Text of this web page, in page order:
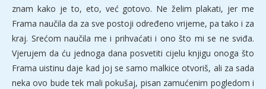
znam kako je to, eto, već gotovo. Ne želim plakati, jer me
Frama naučila da za sve postoji određeno vrijeme, pa tako i za
kraj. Srećom naučila me i prihvaćati i ono što mi se ne sviđa.
Vjerujem da ću jednoga dana posvetiti cijelu knjigu onoga što
Frama uistinu daje kad joj se samo malkice otvoriš, ali za sada
neka ovo bude tek mali pokušaj, pisan zamućenim pogledom i